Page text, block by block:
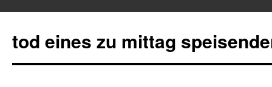
tod eines zu mittag